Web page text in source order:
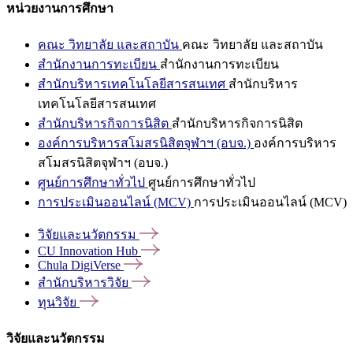
หน่วยงานการศึกษา
คณะ วิทยาลัย และสถาบัน คณะ วิทยาลัย และสถาบัน
สำนักงานการทะเบียน สำนักงานการทะเบียน
สำนักบริหารเทคโนโลยีสารสนเทศ สำนักบริหาร
เทคโนโลยีสารสนเทศ
สำนักบริหารกิจการนิสิต สำนักบริหารกิจการนิสิต
องค์การบริหารสโมสรนิสิตจุฬาฯ (อบจ.) องค์การบริหาร
สโมสรนิสิตจุฬาฯ (อบจ.)
ศูนย์การศึกษาทั่วไป ศูนย์การศึกษาทั่วไป
การประเมินออนไลน์ (MCV) การประเมินออนไลน์ (MCV)
วิจัยและนวัตกรรม
CU Innovation Hub
Chula DigiVerse
สำนักบริหารวิจัย
ทุนวิจัย
วิจัยและนวัตกรรม